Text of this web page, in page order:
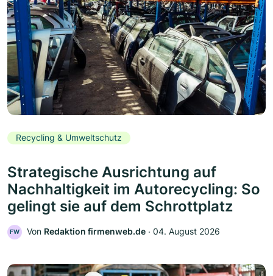
Recycling & Umweltschutz
Strategische Ausrichtung auf
Nachhaltigkeit im Autorecycling: So
gelingt sie auf dem Schrottplatz
FW Von Redaktion firmenweb.de ‧ 04. August 2026